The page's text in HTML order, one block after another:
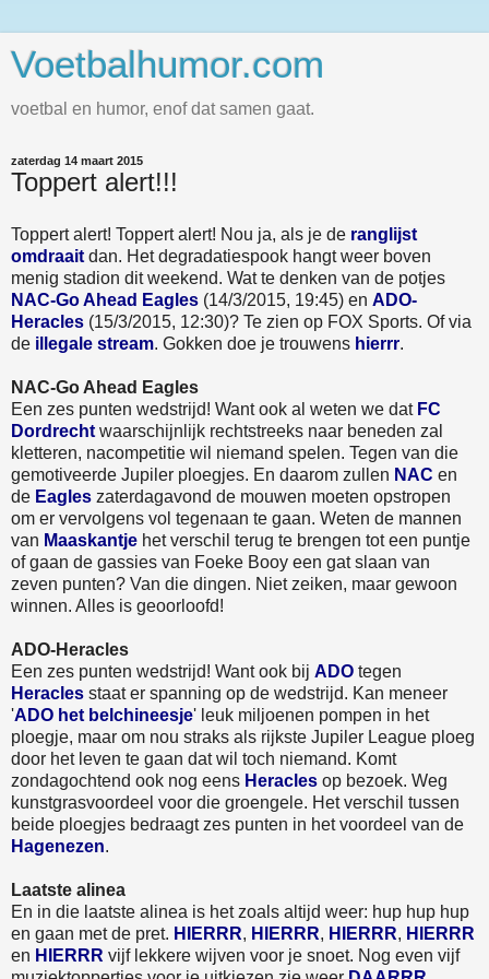
Voetbalhumor.com
voetbal en humor, enof dat samen gaat.
zaterdag 14 maart 2015
Toppert alert!!!
Toppert alert! Toppert alert! Nou ja, als je de ranglijst
omdraait dan. Het degradatiespook hangt weer boven
menig stadion dit weekend. Wat te denken van de potjes
NAC-Go Ahead Eagles (14/3/2015, 19:45) en ADO-
Heracles (15/3/2015, 12:30)? Te zien op FOX Sports. Of via
de illegale stream. Gokken doe je trouwens hierrr.
NAC-Go Ahead Eagles
Een zes punten wedstrijd! Want ook al weten we dat FC
Dordrecht waarschijnlijk rechtstreeks naar beneden zal
kletteren, nacompetitie wil niemand spelen. Tegen van die
gemotiveerde Jupiler ploegjes. En daarom zullen NAC en
de Eagles zaterdagavond de mouwen moeten opstropen
om er vervolgens vol tegenaan te gaan. Weten de mannen
van Maaskantje het verschil terug te brengen tot een puntje
of gaan de gassies van Foeke Booy een gat slaan van
zeven punten? Van die dingen. Niet zeiken, maar gewoon
winnen. Alles is geoorloofd!
ADO-Heracles
Een zes punten wedstrijd! Want ook bij ADO tegen
Heracles staat er spanning op de wedstrijd. Kan meneer
'ADO het belchineesje' leuk miljoenen pompen in het
ploegje, maar om nou straks als rijkste Jupiler League ploeg
door het leven te gaan dat wil toch niemand. Komt
zondagochtend ook nog eens Heracles op bezoek. Weg
kunstgrasvoordeel voor die groengele. Het verschil tussen
beide ploegjes bedraagt zes punten in het voordeel van de
Hagenezen.
Laatste alinea
En in die laatste alinea is het zoals altijd weer: hup hup hup
en gaan met de pret. HIERRR, HIERRR, HIERRR, HIERRR
en HIERRR vijf lekkere wijven voor je snoet. Nog even vijf